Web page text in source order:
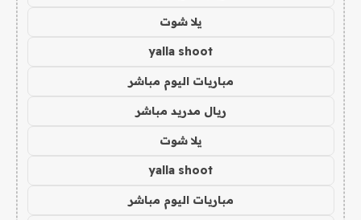
يلا شوت
yalla shoot
مباريات اليوم مباشر
ريال مدريد مباشر
يلا شوت
yalla shoot
مباريات اليوم مباشر